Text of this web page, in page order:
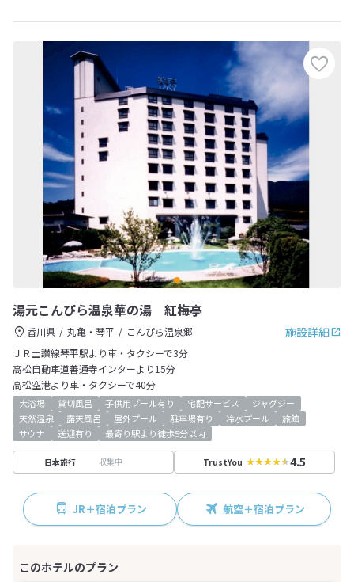
湯元こんぴら温泉華の湯 紅梅亭
施設詳細
香川県 丸亀・琴平
こんぴら温泉郷
ＪＲ土讃線琴平駅より車・タクシーで3分
高松自動車道善通寺インターより15分
高松空港より車・タクシーで40分
大浴場 貸切風呂 子供用プール有り 宅配サービス
ジャグジー
天然温泉
露天風呂 屋外プール 駐車場有り 冷水プール
旅館
サウナ
送迎有り 最寄り駅より徒歩5分以内
日本旅行 収集中 TrustYou 4.5
JR＋宿泊プラン 航空＋宿泊プラン